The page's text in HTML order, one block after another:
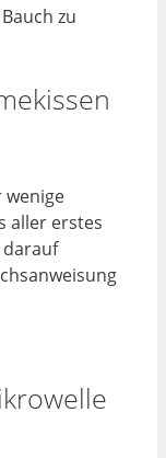
zu
wenige
aller erstes
darauf